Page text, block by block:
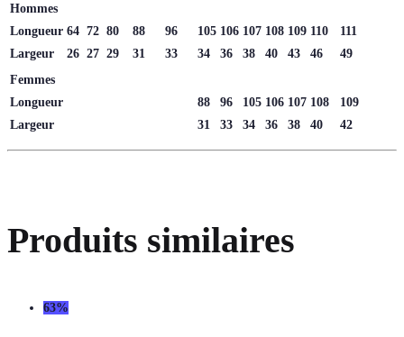
Hommes
Longueur 64 72 80 88 96 105 106 107 108 109 110
111
Largeur
26 27 29 31 33 34 36 38 40 43 46
49
Femmes
Longueur
88 96 105 106 107 108
109
Largeur
31 33 34 36 38 40 42
Produits similaires
63%